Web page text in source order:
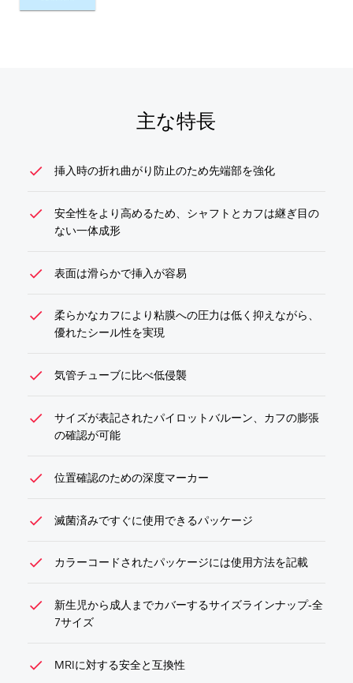
主な特長
check 挿入時の折れ曲がり防止のため先端部を強化
check
安全性をより高めるため、シャフトとカフは継ぎ目の
ない一体成形
check 表面は滑らかで挿入が容易
check
柔らかなカフにより粘膜への圧力は低く抑えながら、
優れたシール性を実現
check 気管チューブに比べ低侵襲
check
サイズが表記されたパイロットバルーン、カフの膨張
の確認が可能
check 位置確認のための深度マーカー
check 滅菌済みですぐに使用できるパッケージ
check カラーコードされたパッケージには使用方法を記載
check
新生児から成人までカバーするサイズラインナップ‐全
7サイズ
check MRIに対する安全と互換性